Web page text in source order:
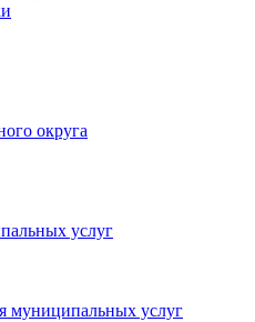
округа
услуг
муниципальных услуг